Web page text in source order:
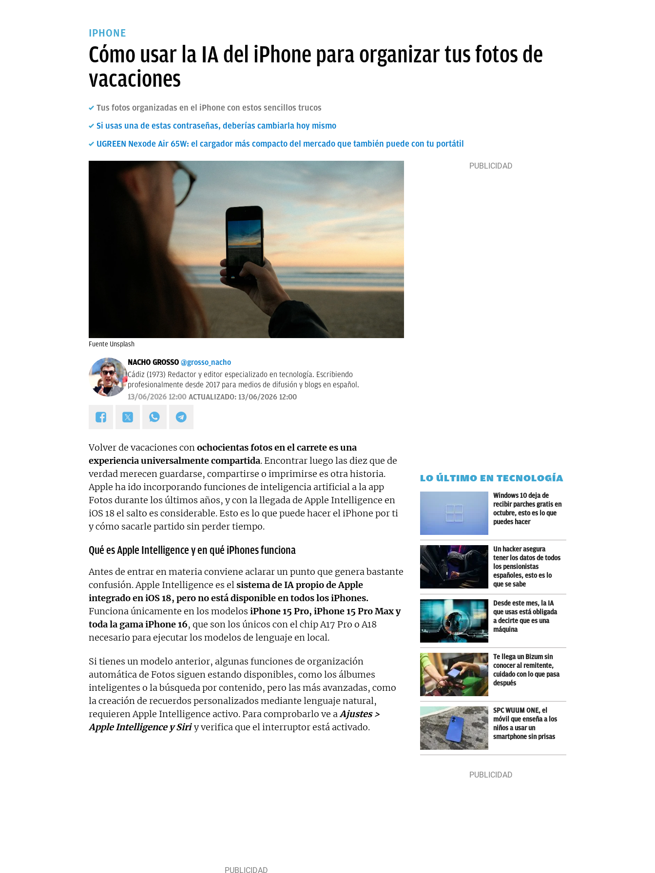
IPHONE
Cómo usar la IA del iPhone para organizar tus fotos de
vacaciones
Tus fotos organizadas en el iPhone con estos sencillos trucos
Si usas una de estas contraseñas, deberías cambiarla hoy mismo
UGREEN Nexode Air 65W: el cargador más compacto del mercado que también puede con tu portátil
Fuente Unsplash
NACHO GROSSO @grosso_nacho
Cádiz (1973) Redactor y editor especializado en tecnología. Escribiendo
profesionalmente desde 2017 para medios de difusión y blogs en español.
13/06/2026 12:00 ACTUALIZADO: 13/06/2026 12:00
Volver de vacaciones conochocientas fotos en el carrete es una
experiencia universalmente compartida. Encontrar luego las diez que de
verdad merecen guardarse, compartirse o imprimirse es otra historia.
Apple ha ido incorporando funciones de inteligencia artificial a la app
Fotos durante los últimos años, y con la llegada de Apple Intelligence en
iOS 18 el salto es considerable. Esto es lo que puede hacer el iPhone por ti
y cómo sacarle partido sin perder tiempo.
Qué es Apple Intelligence y en qué iPhones funciona
Antes de entrar en materia conviene aclarar un punto que genera bastante
confusión. Apple Intelligence es elsistema de IA propio de Apple
integrado en iOS 18, pero no está disponible en todos los iPhones.
Funciona únicamente en los modelos iPhone 15 Pro, iPhone 15 Pro Max y
toda la gama iPhone 16, que son los únicos con el chip A17 Pro o A18
necesario para ejecutar los modelos de lenguaje en local.
Si tienes un modelo anterior, algunas funciones de organización
automática de Fotos siguen estando disponibles, como los álbumes
inteligentes o la búsqueda por contenido, pero las más avanzadas, como
la creación de recuerdos personalizados mediante lenguaje natural,
requieren Apple Intelligence activo. Para comprobarlo ve aAjustes >
Apple Intelligence y Siri y verifica que el interruptor está activado.
LO ÚLTIMO EN TECNOLOGÍA
Windows 10 deja de
recibir parches gratis en
octubre, esto es lo que
puedes hacer
Un hacker asegura
tener los datos de todos
los pensionistas
españoles, esto es lo
que se sabe
Desde este mes, la IA
que usas está obligada
a decirte que es una
máquina
Te llega un Bizum sin
conocer al remitente,
cuidado con lo que pasa
después
SPC WUUM ONE, el
móvil que enseña a los
niños a usar un
smartphone sin prisas